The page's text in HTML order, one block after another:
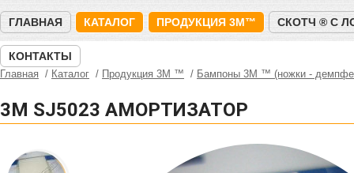
ГЛАВНАЯ КАТАЛОГ ПРОДУКЦИЯ 3M™ СКОТЧ ® С
КОНТАКТЫ
Главная Каталог Продукция 3M ™ Бампоны 3М ™ (ножки -
3M SJ5023 АМОРТИЗАТОР